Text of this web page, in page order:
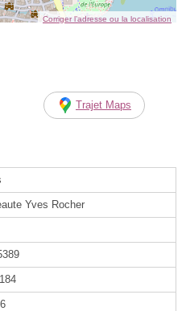
Corriger l’adresse ou la localisation
Trajet Maps
Yves Rocher